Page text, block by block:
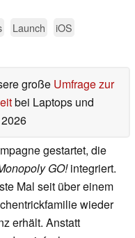
Launch
iOS
große Umfrage zur
bei Laptops und
gestartet, die
GO!integriert.
Mal seit über einem
wieder
erhält. Anstatt